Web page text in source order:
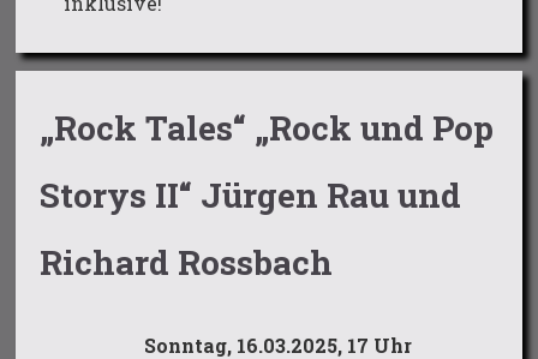
„Rock Tales“ „Rock und Pop
Storys II“ Jürgen Rau und
Richard Rossbach
Sonntag, 16.03.2025, 17 Uhr